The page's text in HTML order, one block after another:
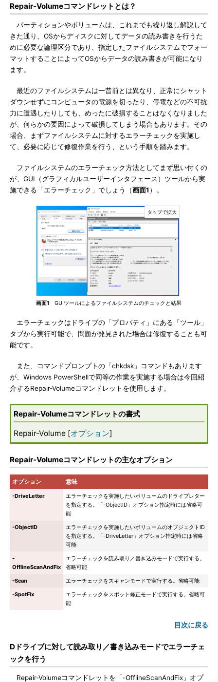
Repair-Volumeコマンドレットとは？
パーティションやボリュームは、これまでも繰り返し解説して
きた通り、OSからディスクに対してデータの読み書きを行うた
めに必要な論理区分であり、指定したファイルシステムでフォー
マットすることによってOSからデータの読み書きが可能になり
ます。
最近のファイルシステムは一昔前とは異なり、正常にシャット
ダウンせずにコンピュータの電源を切ったり、停電などの不可抗
力に遭遇したりしても、めったに破損することはなくなりました
が、何らかの要因によって破損してしまう場合もあります。その
場合、まずファイルシステムに対するエラーチェックを実施し
て、必要に応じて修復作業を行う、という手順を踏みます。
ファイルシステムのエラーチェック方法としてまず思い付くの
が、GUI（グラフィカルユーザーインタフェース）ツールから実
施できる「エラーチェック」でしょう（画面1 ）。
画面1 GUIツールによるファイルシステムのチェックと結果
エラーチェックはドライブの「プロパティ」にある「ツール」
タブから実行可能で、問題が発見された場合は修復することも可
能です。
また、コマンドプロンプトの「chkdsk」コマンドもあります
が、Windows PowerShellで同等の作業を実施する場合は今回紹
介するRepair-Volumeコマンドレットを使用します。
Repair-Volumeコマンドレットの書式
Repair-Volume [オプション]
Repair-Volumeコマンドレットの主なオプション
オプション 意味
-DriveLetter
エラーチェックを実施したいボリュームのドライブレター
を指定する。「-ObjectID」オプション指定時には省略可
能
-ObjectID
エラーチェックを実施したいボリュームのオブジェクトID
を指定する。「-DriveLetter」オプション指定時には省略
可能
-
OfflineScanAndFix
エラーチェックを読み取り／書き込みモードで実行する。
省略可能
-Scan
エラーチェックをスキャンモードで実行する。省略可能
-SpotFix
エラーチェックをスポット修正モードで実行する。省略可
能
目次に戻る
Dドライブに対して読み取り／書き込みモードでエラーチェ
ックを行う
Repair-Volumeコマンドレットを「-OfflineScanAndFix」オプ